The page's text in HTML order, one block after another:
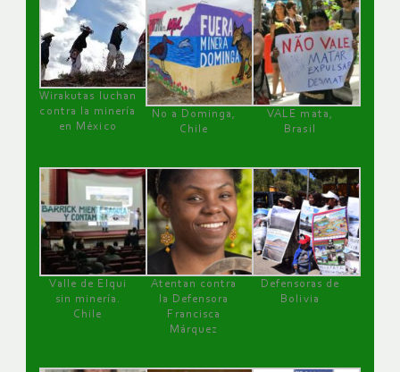
Wirakutas luchan
contra la minería
en México
No a Dominga,
Chile
VALE mata,
Brasil
Valle de Elqui
sin minería.
Chile
Atentan contra
la Defensora
Francisca
Márquez
Defensoras de
Bolivia